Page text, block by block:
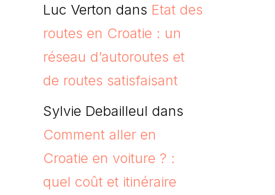
Luc Verton dans Etat des
routes en Croatie : un
réseau d’autoroutes et
de routes satisfaisant
Sylvie Debailleul dans
Comment aller en
Croatie en voiture ? :
quel coût et itinéraire